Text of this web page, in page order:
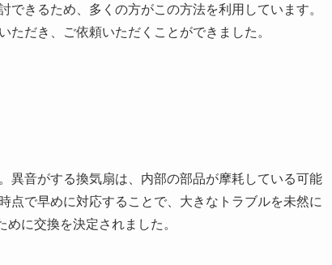
きるため、多くの方がこの方法を利用しています。
だき、ご依頼いただくことができました。
異音がする換気扇は、内部の部品が摩耗している可能
点で早めに対応することで、大きなトラブルを未然に
に交換を決定されました。